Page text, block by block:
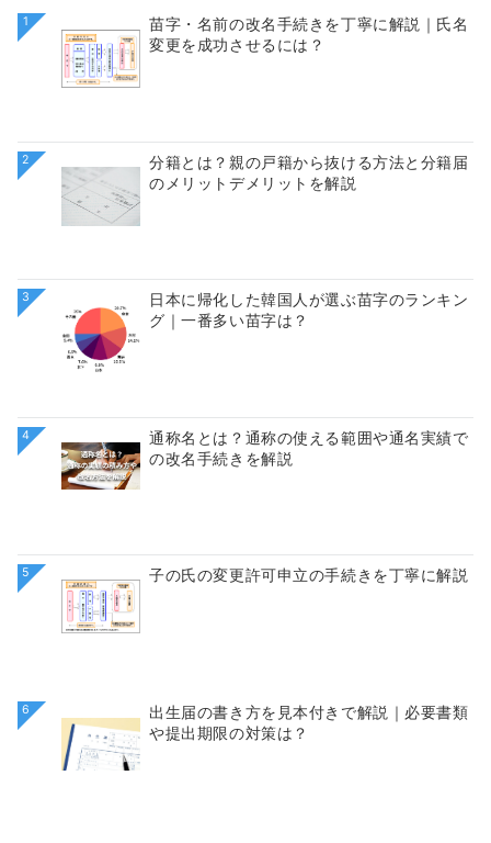
1
苗字・名前の改名手続きを丁寧に解説｜氏名
変更を成功させるには？
2
分籍とは？親の戸籍から抜ける方法と分籍届
のメリットデメリットを解説
3
日本に帰化した韓国人が選ぶ苗字のランキン
グ｜一番多い苗字は？
4
通称名とは？通称の使える範囲や通名実績で
の改名手続きを解説
5 子の氏の変更許可申立の手続きを丁寧に解説
6
出生届の書き方を見本付きで解説｜必要書類
や提出期限の対策は？